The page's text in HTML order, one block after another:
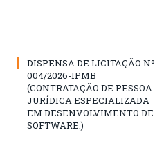
DISPENSA DE LICITAÇÃO Nº
004/2026-IPMB
(CONTRATAÇÃO DE PESSOA
JURÍDICA ESPECIALIZADA
EM DESENVOLVIMENTO DE
SOFTWARE.)